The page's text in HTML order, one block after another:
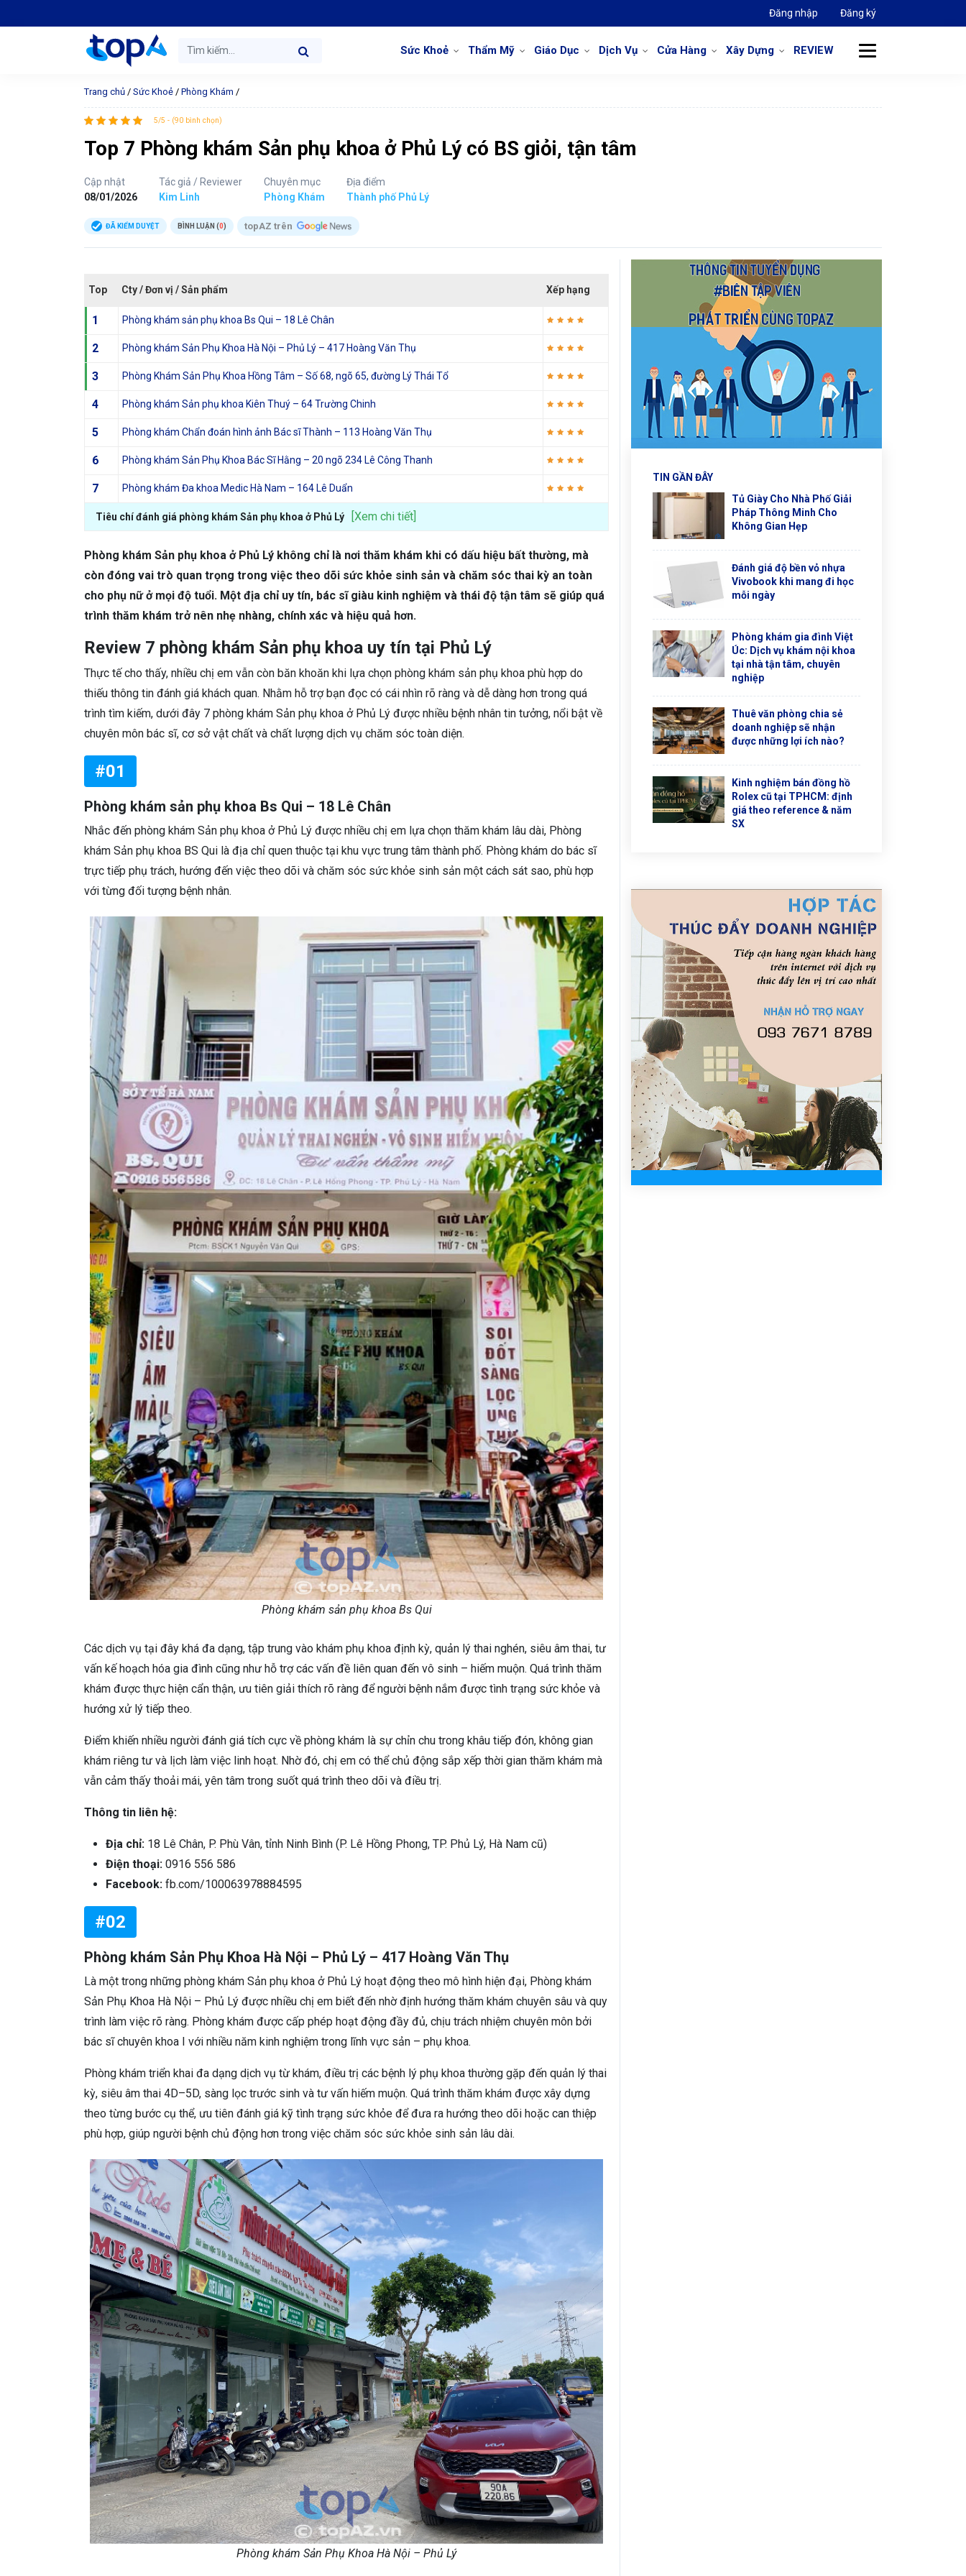
Đăng nhập Đăng ký
Sức Khoẻ Thẩm Mỹ Giáo Dục Dịch Vụ Cửa Hàng Xây Dựng REVIEW
Trang chủ / Sức Khoẻ / Phòng Khám /
5/5 - (90 bình chọn)
Top 7 Phòng khám Sản phụ khoa ở Phủ Lý có BS giỏi, tận tâm
Cập nhật
08/01/2026
Tác giả / Reviewer
Kim Linh
Chuyên mục
Phòng Khám
Địa điểm
Thành phố Phủ Lý
ĐÃ KIỂM DUYỆT BÌNH LUẬN (0) topAZ trên
Top Cty / Đơn vị / Sản phẩm Xếp hạng
1 Phòng khám sản phụ khoa Bs Qui – 18 Lê Chân
2 Phòng khám Sản Phụ Khoa Hà Nội – Phủ Lý – 417 Hoàng Văn Thụ
3 Phòng Khám Sản Phụ Khoa Hồng Tâm – Số 68, ngõ 65, đường Lý Thái Tổ
4 Phòng khám Sản phụ khoa Kiên Thuý – 64 Trường Chinh
5 Phòng khám Chẩn đoán hình ảnh Bác sĩ Thành – 113 Hoàng Văn Thụ
6 Phòng khám Sản Phụ Khoa Bác Sĩ Hằng – 20 ngõ 234 Lê Công Thanh
7 Phòng khám Đa khoa Medic Hà Nam – 164 Lê Duẩn
Tiêu chí đánh giá phòng khám Sản phụ khoa ở Phủ Lý [Xem chi tiết]
Phòng khám Sản phụ khoa ở Phủ Lý không chỉ là nơi thăm khám khi có dấu hiệu bất thường, mà
còn đóng vai trò quan trọng trong việc theo dõi sức khỏe sinh sản và chăm sóc thai kỳ an toàn
cho phụ nữ ở mọi độ tuổi. Một địa chỉ uy tín, bác sĩ giàu kinh nghiệm và thái độ tận tâm sẽ giúp quá
trình thăm khám trở nên nhẹ nhàng, chính xác và hiệu quả hơn.
Review 7 phòng khám Sản phụ khoa uy tín tại Phủ Lý
Thực tế cho thấy, nhiều chị em vẫn còn băn khoăn khi lựa chọn phòng khám sản phụ khoa phù hợp do
thiếu thông tin đánh giá khách quan. Nhằm hỗ trợ bạn đọc có cái nhìn rõ ràng và dễ dàng hơn trong quá
trình tìm kiếm, dưới đây 7 phòng khám Sản phụ khoa ở Phủ Lý được nhiều bệnh nhân tin tưởng, nổi bật về
chuyên môn bác sĩ, cơ sở vật chất và chất lượng dịch vụ chăm sóc toàn diện.
#01
Phòng khám sản phụ khoa Bs Qui – 18 Lê Chân
Nhắc đến phòng khám Sản phụ khoa ở Phủ Lý được nhiều chị em lựa chọn thăm khám lâu dài, Phòng
khám Sản phụ khoa BS Qui là địa chỉ quen thuộc tại khu vực trung tâm thành phố. Phòng khám do bác sĩ
trực tiếp phụ trách, hướng đến việc theo dõi và chăm sóc sức khỏe sinh sản một cách sát sao, phù hợp
với từng đối tượng bệnh nhân.
Phòng khám sản phụ khoa Bs Qui
Các dịch vụ tại đây khá đa dạng, tập trung vào khám phụ khoa định kỳ, quản lý thai nghén, siêu âm thai, tư
vấn kế hoạch hóa gia đình cũng như hỗ trợ các vấn đề liên quan đến vô sinh – hiếm muộn. Quá trình thăm
khám được thực hiện cẩn thận, ưu tiên giải thích rõ ràng để người bệnh nắm được tình trạng sức khỏe và
hướng xử lý tiếp theo.
Điểm khiến nhiều người đánh giá tích cực về phòng khám là sự chỉn chu trong khâu tiếp đón, không gian
khám riêng tư và lịch làm việc linh hoạt. Nhờ đó, chị em có thể chủ động sắp xếp thời gian thăm khám mà
vẫn cảm thấy thoải mái, yên tâm trong suốt quá trình theo dõi và điều trị.
Thông tin liên hệ:
Địa chỉ: 18 Lê Chân, P. Phù Vân, tỉnh Ninh Bình (P. Lê Hồng Phong, TP. Phủ Lý, Hà Nam cũ)
Điện thoại: 0916 556 586
Facebook: fb.com/100063978884595
#02
Phòng khám Sản Phụ Khoa Hà Nội – Phủ Lý – 417 Hoàng Văn Thụ
Là một trong những phòng khám Sản phụ khoa ở Phủ Lý hoạt động theo mô hình hiện đại, Phòng khám
Sản Phụ Khoa Hà Nội – Phủ Lý được nhiều chị em biết đến nhờ định hướng thăm khám chuyên sâu và quy
trình làm việc rõ ràng. Phòng khám được cấp phép hoạt động đầy đủ, chịu trách nhiệm chuyên môn bởi
bác sĩ chuyên khoa I với nhiều năm kinh nghiệm trong lĩnh vực sản – phụ khoa.
Phòng khám triển khai đa dạng dịch vụ từ khám, điều trị các bệnh lý phụ khoa thường gặp đến quản lý thai
kỳ, siêu âm thai 4D–5D, sàng lọc trước sinh và tư vấn hiếm muộn. Quá trình thăm khám được xây dựng
theo từng bước cụ thể, ưu tiên đánh giá kỹ tình trạng sức khỏe để đưa ra hướng theo dõi hoặc can thiệp
phù hợp, giúp người bệnh chủ động hơn trong việc chăm sóc sức khỏe sinh sản lâu dài.
Phòng khám Sản Phụ Khoa Hà Nội – Phủ Lý
TIN GẦN ĐÂY
Tủ Giày Cho Nhà Phố Giải
Pháp Thông Minh Cho
Không Gian Hẹp
Đánh giá độ bền vỏ nhựa
Vivobook khi mang đi học
mỗi ngày
Phòng khám gia đình Việt
Úc: Dịch vụ khám nội khoa
tại nhà tận tâm, chuyên
nghiệp
Thuê văn phòng chia sẻ
doanh nghiệp sẽ nhận
được những lợi ích nào?
Kinh nghiệm bán đồng hồ
Rolex cũ tại TPHCM: định
giá theo reference & năm
SX